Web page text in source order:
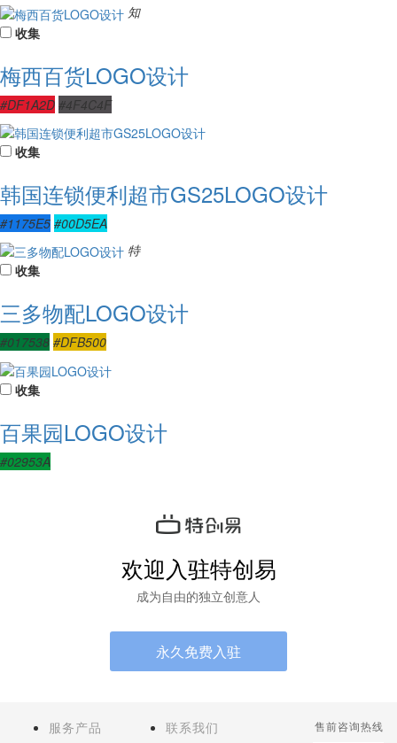
知
收集
梅西百货LOGO设计
#DF1A2D #4F4C4F
收集
韩国连锁便利超市GS25LOGO设计
#1175E5 #00D5EA
特
收集
三多物配LOGO设计
#017538 #DFB500
收集
百果园LOGO设计
#02953A
欢迎入驻特创易
成为自由的独立创意人
永久免费入驻
服务产品
联系我们
售前咨询热线